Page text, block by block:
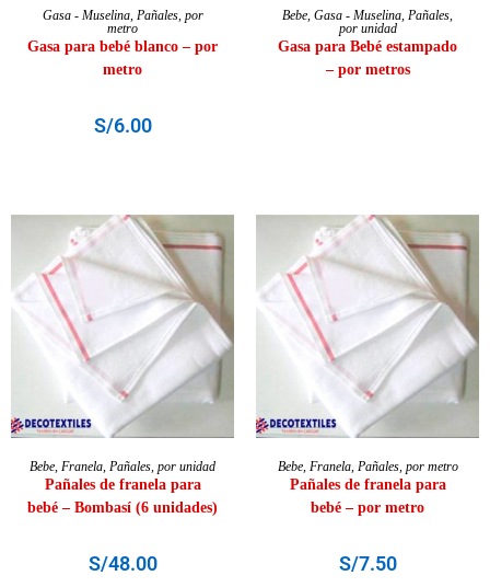
AÑADIR AL CARRITO
Gasa - Muselina, Pañales, por
metro
Gasa para bebé blanco – por
metro
S/6.00
LEER MÁS
Bebe, Gasa - Muselina, Pañales,
por unidad
Gasa para Bebé estampado
– por metros
AÑADIR AL CARRITO
Bebe, Franela, Pañales, por unidad
Pañales de franela para
bebé – Bombasí (6 unidades)
S/48.00
AÑADIR AL CARRITO
Bebe, Franela, Pañales, por metro
Pañales de franela para
bebé – por metro
S/7.50